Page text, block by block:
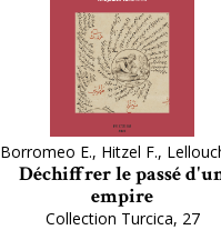
Borromeo E., Hitzel F.,
Déchiffrer le passé
empire
Collection Turcica, 27